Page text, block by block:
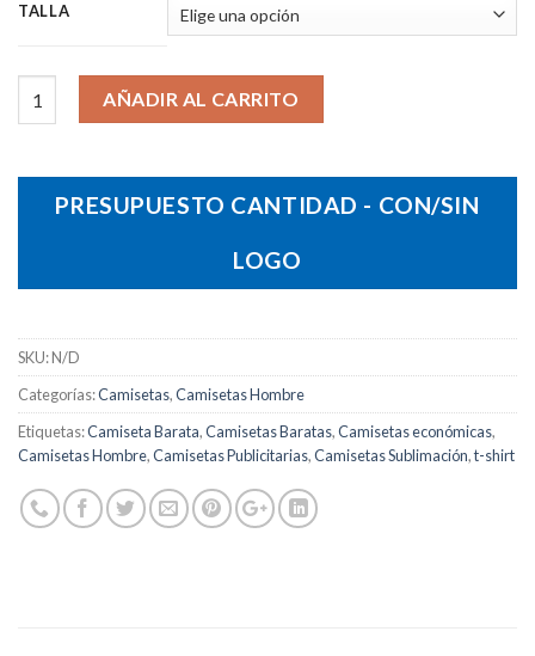
TALLA
Camiseta Mixed Hombre cantidad
AÑADIR AL CARRITO
PRESUPUESTO CANTIDAD - CON/SIN
LOGO
SKU:N/D
Categorías:Camisetas,Camisetas Hombre
Etiquetas:Camiseta Barata,Camisetas Baratas,Camisetas económicas,
Camisetas Hombre,Camisetas Publicitarias,Camisetas Sublimación,t-shirt